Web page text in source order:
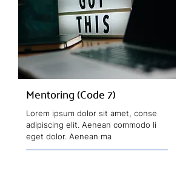
Mentoring (Code 7)
Lorem ipsum dolor sit amet, conse
adipiscing elit. Aenean commodo li
eget dolor. Aenean ma